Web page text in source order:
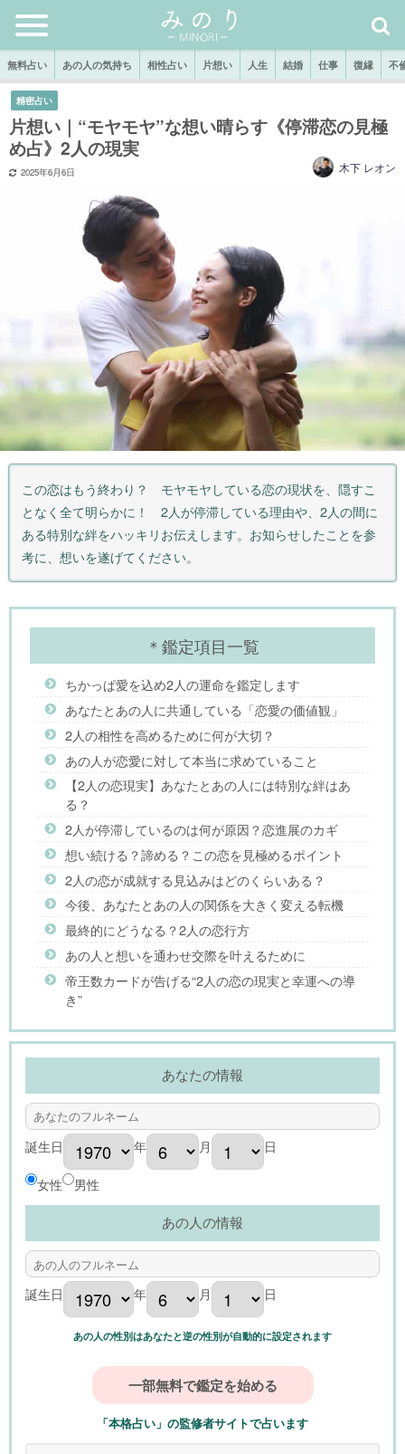
無料占い あの人の気持ち 相性占い 片想い 人生 結婚 仕事 復縁 不
精密占い
片想い｜“モヤモヤ”な想い晴らす《停滞恋の見極
め占》2人の現実
2025年6月6日 木下 レオン
この恋はもう終わり？ モヤモヤしている恋の現状を、隠すこ
となく全て明らかに！ 2人が停滞している理由や、2人の間に
ある特別な絆をハッキリお伝えします。お知らせしたことを参
考に、想いを遂げてください。
＊鑑定項目一覧
ちかっぱ愛を込め2人の運命を鑑定します
あなたとあの人に共通している「恋愛の価値観」
2人の相性を高めるために何が大切？
あの人が恋愛に対して本当に求めていること
【2人の恋現実】あなたとあの人には特別な絆はあ
る？
2人が停滞しているのは何が原因？恋進展のカギ
想い続ける？諦める？この恋を見極めるポイント
2人の恋が成就する見込みはどのくらいある？
今後、あなたとあの人の関係を大きく変える転機
最終的にどうなる？2人の恋行方
あの人と想いを通わせ交際を叶えるために
帝王数カードが告げる“2人の恋の現実と幸運への導
き”
あなたの情報
誕生日 年 月 日
女性 男性
あの人の情報
誕生日 年 月 日
あの人の性別はあなたと逆の性別が自動的に設定されます
「本格占い」の監修者サイトで占います